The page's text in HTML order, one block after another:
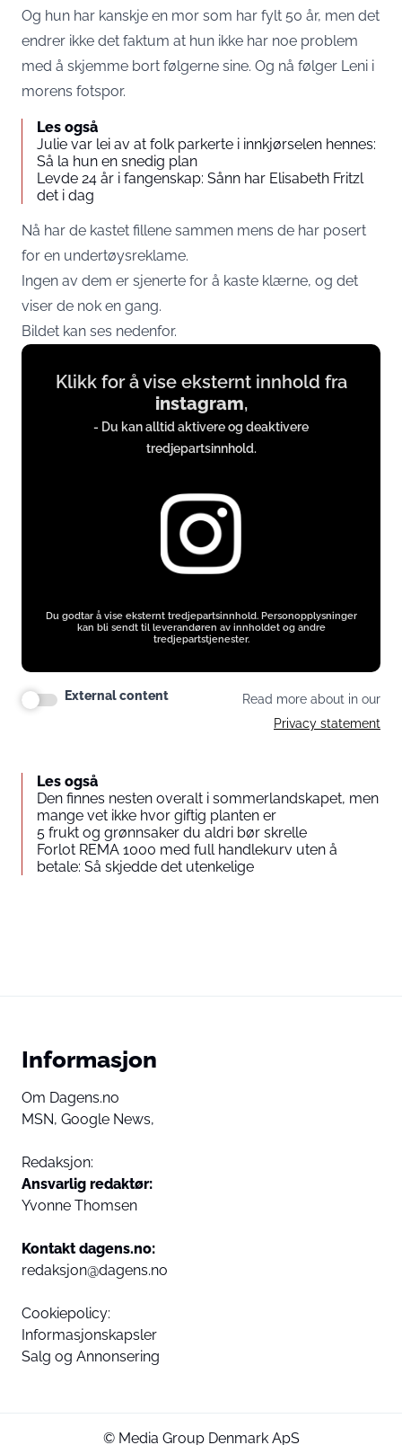
Og hun har kanskje en mor som har fylt 50 år, men det
endrer ikke det faktum at hun ikke har noe problem
med å skjemme bort følgerne sine. Og nå følger Leni i
morens fotspor.
Les også
Julie var lei av at folk parkerte i innkjørselen hennes:
Så la hun en snedig plan
Levde 24 år i fangenskap: Sånn har Elisabeth Fritzl
det i dag
Nå har de kastet fillene sammen mens de har posert
for en undertøysreklame.
Ingen av dem er sjenerte for å kaste klærne, og det
viser de nok en gang.
Bildet kan ses nedenfor.
Display
content
instagram.com
Klikk for å vise eksternt innhold fra
instagram,
- Du kan alltid aktivere og deaktivere
tredjepartsinnhold.
Du godtar å vise eksternt tredjepartsinnhold. Personopplysninger
kan bli sendt til leverandøren av innholdet og andre
tredjepartstjenester.
External content
Read more about in our
Privacy statement
Les også
Den finnes nesten overalt i sommerlandskapet, men
mange vet ikke hvor giftig planten er
5 frukt og grønnsaker du aldri bør skrelle
Forlot REMA 1000 med full handlekurv uten å
betale: Så skjedde det utenkelige
Informasjon
Om Dagens.no
MSN, Google News,
Redaksjon:
Ansvarlig redaktør:
Yvonne Thomsen
Kontakt dagens.no:
redaksjon@dagens.no
Cookiepolicy:
Informasjonskapsler
Salg og Annonsering
© Media Group Denmark ApS